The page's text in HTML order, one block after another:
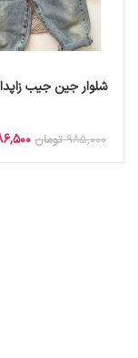
شلوار جین جیب زاپدار
985,000 تومان